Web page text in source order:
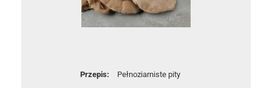
Przepis: Pełnoziarniste pity